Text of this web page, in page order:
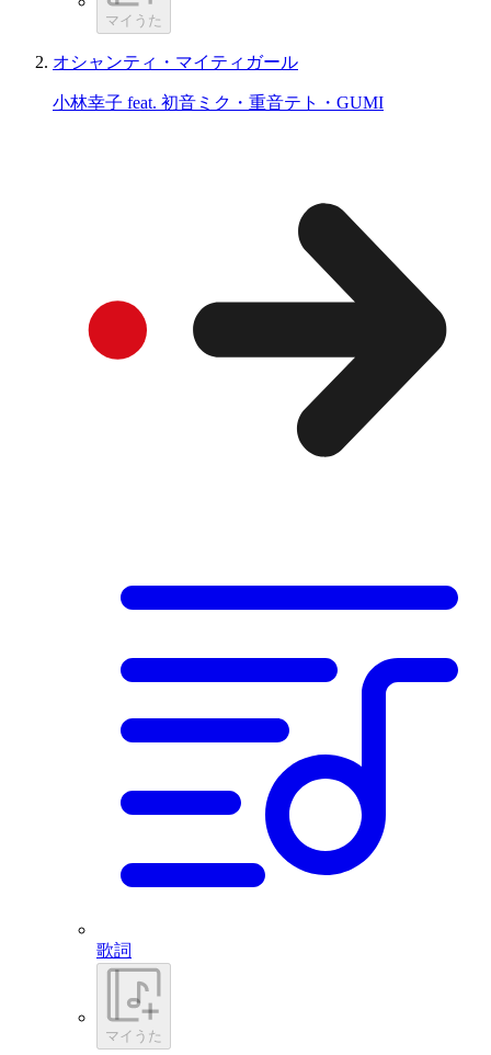
マイうた
オシャンティ・マイティガール
小林幸子 feat. 初音ミク・重音テト・GUMI
歌詞
マイうた